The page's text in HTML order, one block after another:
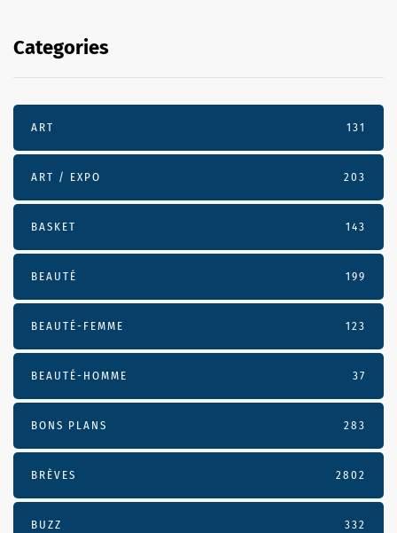
Categories
ART 131
ART / EXPO 203
BASKET 143
BEAUTÉ 199
BEAUTÉ-FEMME 123
BEAUTÉ-HOMME 37
BONS PLANS 283
BRÈVES 2802
BUZZ 332